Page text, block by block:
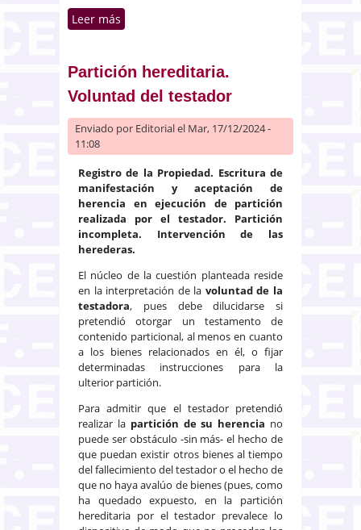
Leer más
electrónica
Partición hereditaria.
Voluntad del testador
Enviado por Editorialel Mar, 17/12/2024 -
11:08
Registro de la Propiedad. Escritura de
manifestación y aceptación de
herencia en ejecución de partición
realizada por el testador. Partición
incompleta. Intervención de las
herederas.
El núcleo de la cuestión planteada reside
en la interpretación de la voluntad de la
testadora, pues debe dilucidarse si
pretendió otorgar un testamento de
contenido particional, al menos en cuanto
a los bienes relacionados en él, o fijar
determinadas instrucciones para la
ulterior partición.
Para admitir que el testador pretendió
realizar la partición de su herencia no
puede ser obstáculo -sin más- el hecho de
que puedan existir otros bienes al tiempo
del fallecimiento del testador o el hecho de
que no haya avalúo de bienes (pues, como
ha quedado expuesto, en la partición
hereditaria por el testador prevalece lo